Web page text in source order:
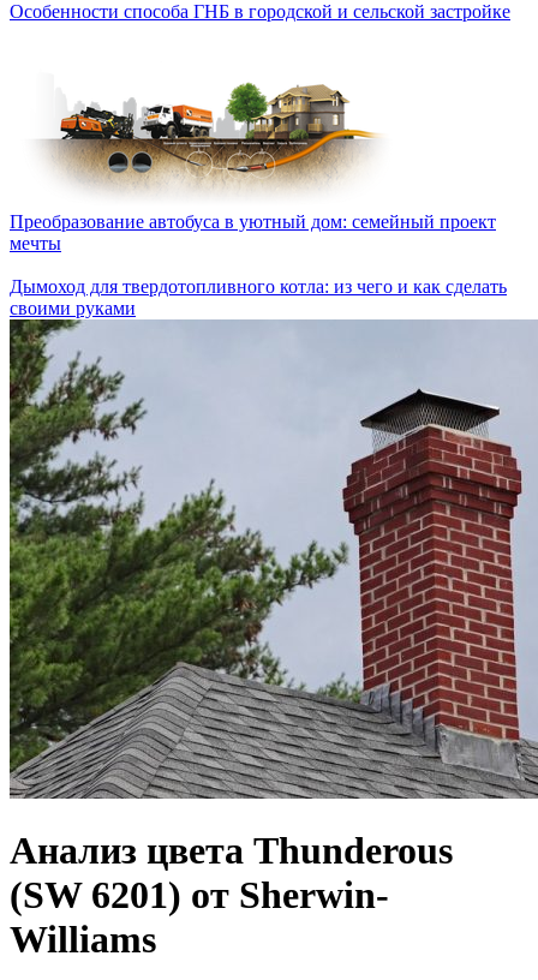
Особенности способа ГНБ в городской и сельской застройке
Преобразование автобуса в уютный дом: семейный проект
мечты
Дымоход для твердотопливного котла: из чего и как сделать
своими руками
Анализ цвета Thunderous
(SW 6201) от Sherwin-
Williams